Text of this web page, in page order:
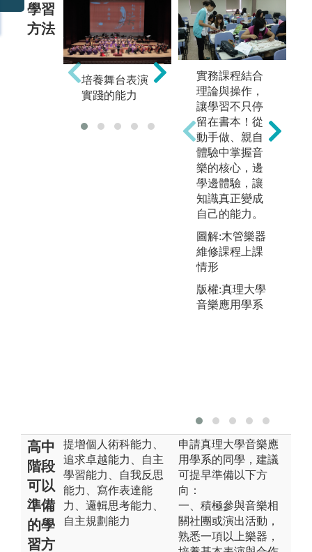
學習
方法
培養舞台表演
實踐的能力
培養個人演奏
的能力
實務課程結合
理論與操作，
讓學習不只停
留在書本！從
動手做、親自
體驗中掌握音
樂的核心，邊
學邊體驗，讓
知識真正變成
自己的能力。
圖解:木管樂器
維修課程上課
情形
版權:真理大學
音樂應用學系
高中
階段
可以
準備
的學
習方
提增個人術科能力、
追求卓越能力、自主
學習能力、自我反思
能力、寫作表達能
力、邏輯思考能力、
自主規劃能力
申請真理大學音樂應
用學系的同學，建議
可提早準備以下方
向：
一、積極參與音樂相
關社團或演出活動，
熟悉一項以上樂器，